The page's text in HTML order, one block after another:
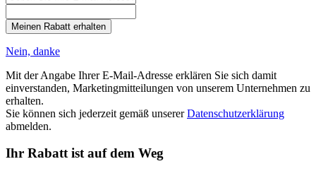
Meinen Rabatt erhalten
Nein, danke
Mit der Angabe Ihrer E-Mail-Adresse erklären Sie sich damit
einverstanden, Marketingmitteilungen von unserem Unternehmen zu
erhalten.
Sie können sich jederzeit gemäß unsererDatenschutzerklärung
abmelden.
Ihr Rabatt ist auf dem Weg